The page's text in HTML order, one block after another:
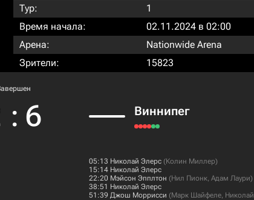
Тур:
1
Время начала:
02.11.2024 в 02:00
Арена:
Nationwide Arena
Зрители:
15823
: 6 Виннипег
05:13 Николай Элерс (Колин Миллер)
15:14 Николай Элерс
22:20 Мэйсон Эпплтон (Нил Пионк, Адам Лаури)
38:51 Николай Элерс
51:39 Джош Моррисси (Марк Шайфеле, Николай